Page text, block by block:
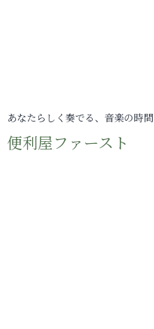
あなたらしく奏でる、音楽の時間
便利屋ファースト